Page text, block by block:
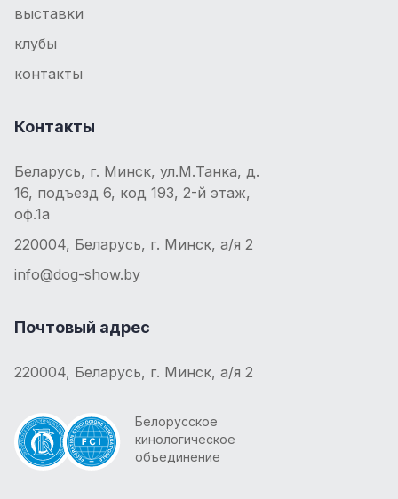
Белорусское
кинологическое
объединение
выставки
клубы
контакты
Контакты
Беларусь, г. Минск, ул.М.Танка, д.
16, подъезд 6, код 193, 2-й этаж,
оф.1а
220004, Беларусь, г. Минск, а/я 2
info@dog-show.by
Почтовый адрес
220004, Беларусь, г. Минск, а/я 2